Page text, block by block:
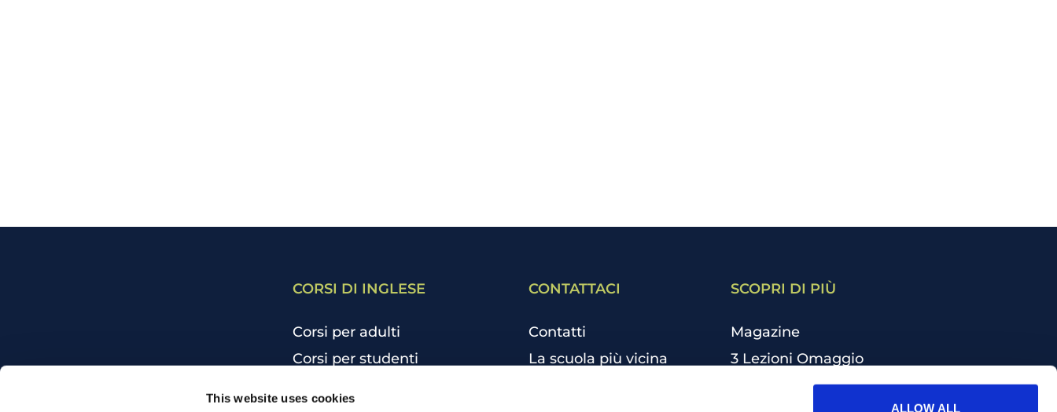
This website uses cookies
ALLOW ALL
CORSI DI INGLESE
Corsi per adulti
Corsi per studenti
CONTATTACI
Contatti
La scuola più vicina
SCOPRI DI PIÙ
Magazine
3 Lezioni Omaggio